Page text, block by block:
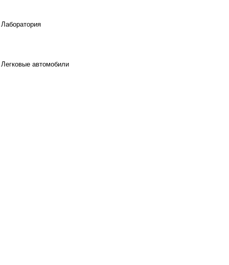
Лаборатория
Легковые автомобили